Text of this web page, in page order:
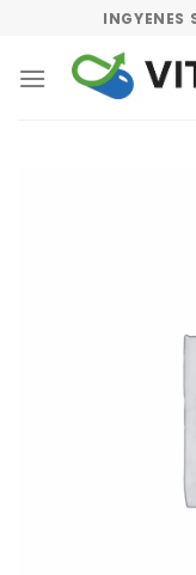
content
INGYENES